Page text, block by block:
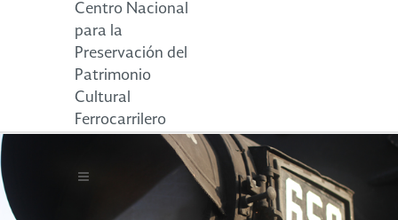
Centro Nacional
para la
Preservación del
Patrimonio
Cultural
Ferrocarrilero